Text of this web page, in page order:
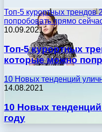
Топ-5 курортных трендов
попробовать прямо
10.09.2021
Топ-5 курортных
которые можно
10 Новых тенденций
14.08.2021
10 Новых
году